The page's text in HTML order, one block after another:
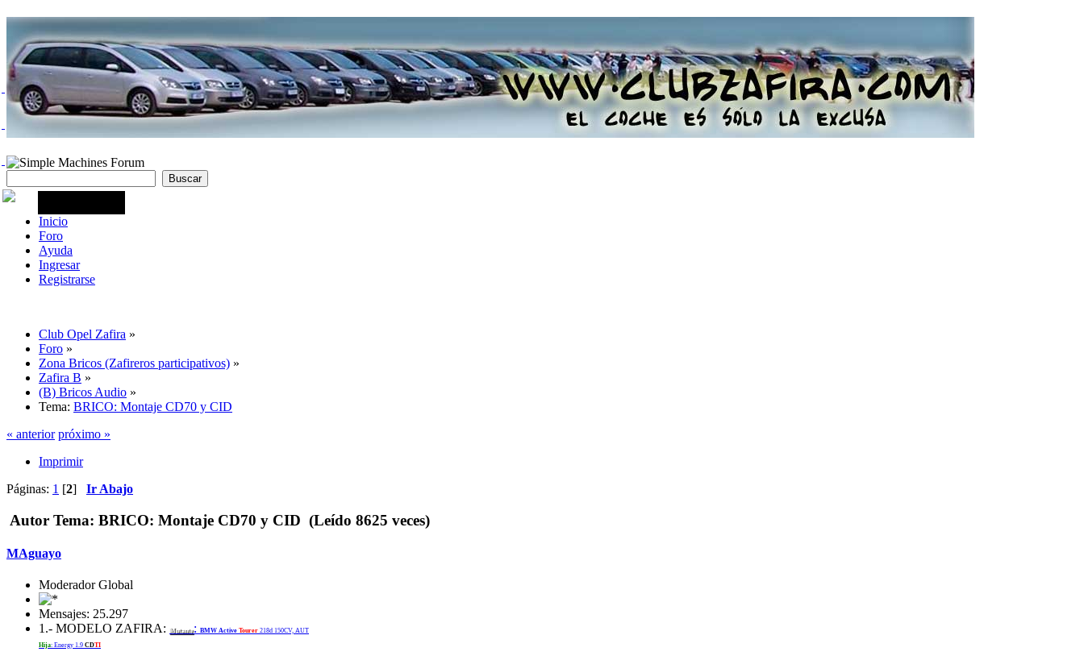
Inicio
Foro
Ayuda
Ingresar
Registrarse
Club Opel Zafira »
Foro »
Zona Bricos (Zafireros participativos) »
Zafira B »
(B) Bricos Audio »
Tema: BRICO: Montaje CD70 y CID
« anterior próximo »
Imprimir
Páginas: 1 [2] Ir Abajo
Autor Tema: BRICO: Montaje CD70 y CID (Leído 8625 veces)
MAguayo
Moderador Global
Mensajes: 25.297
1.- MODELO ZAFIRA:
Mutante: BMW Active Tourer 218d 150CV, AUT
Hija: Energy 1.9 CDTI